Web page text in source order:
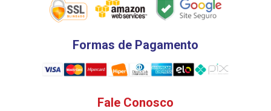
Formas de Pagamento
Fale Conosco